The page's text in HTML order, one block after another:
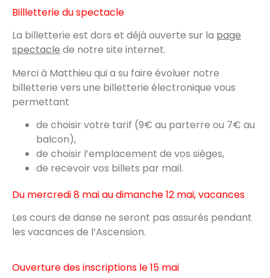
Billletterie du spectacle
La billetterie est dors et déjà ouverte sur la page
spectacle de notre site internet.
Merci à Matthieu qui a su faire évoluer notre
billetterie vers une billetterie électronique vous
permettant
de choisir votre tarif (9€ au parterre ou 7€ au
balcon),
de choisir l’emplacement de vos sièges,
de recevoir vos billets par mail.
Du mercredi 8 mai au dimanche 12 mai, vacances
Les cours de danse ne seront pas assurés pendant
les vacances de l’Ascension.
Ouverture des inscriptions le 15 mai